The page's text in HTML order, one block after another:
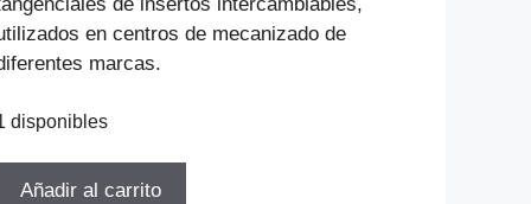
en centros de mecanizado de
marcas.
disponibles
Añadir al carrito